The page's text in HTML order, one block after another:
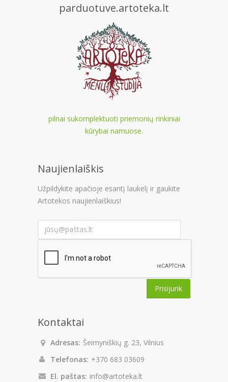
parduotuve.artoteka.lt
pilnai sukomplektuoti priemonių rinkiniai
kūrybai namuose.
Naujienlaiškis
Užpildykite apačioje esantį laukelį ir gaukite
Artotekos naujienlaiškius!
Prisijunk
Kontaktai
Adresas: Šeimyniškių g. 23, Vilnius
Telefonas: +370 683 03609
El. paštas: info@artoteka.lt